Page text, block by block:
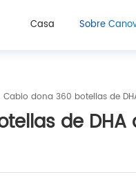
Casa Sobre
Cabio dona 360 botellas de
de